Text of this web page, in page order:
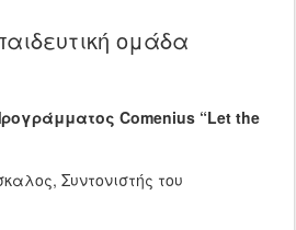
ομάδα
Comenius “Let the
Συντονιστής του